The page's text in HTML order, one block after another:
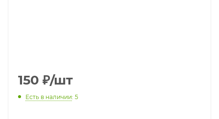
150 ₽/шт
Есть в наличии: 5